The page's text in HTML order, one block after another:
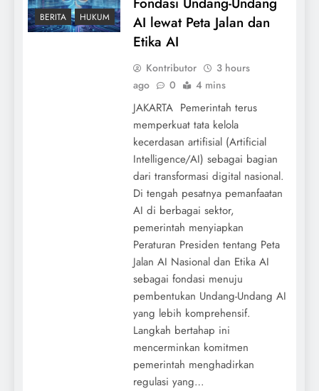
BERITA HUKUM
AI lewat Peta Jalan dan
Etika AI
Kontributor
3 hours
ago
0 4 mins
JAKARTA  Pemerintah terus
memperkuat tata kelola
kecerdasan artifisial (Artificial
Intelligence/AI) sebagai bagian
dari transformasi digital nasional.
Di tengah pesatnya pemanfaatan
AI di berbagai sektor,
pemerintah menyiapkan
Peraturan Presiden tentang Peta
Jalan AI Nasional dan Etika AI
sebagai fondasi menuju
pembentukan Undang-Undang AI
yang lebih komprehensif.
Langkah bertahap ini
mencerminkan komitmen
pemerintah menghadirkan
regulasi yang…